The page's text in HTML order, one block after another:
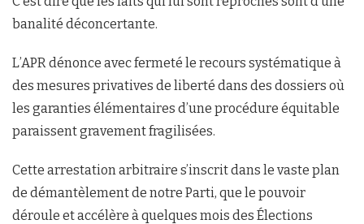
banalité déconcertante.
L’APR dénonce avec fermeté le recours systématique à
des mesures privatives de liberté dans des dossiers où
les garanties élémentaires d’une procédure équitable
paraissent gravement fragilisées.
Cette arrestation arbitraire s’inscrit dans le vaste plan
de démantèlement de notre Parti, que le pouvoir
déroule et accélère à quelques mois des Élections